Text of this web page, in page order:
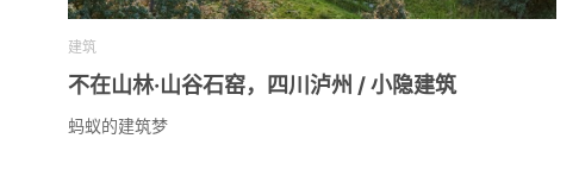
建筑
不在山林·山谷石窑，四川泸州 / 小隐建筑
蚂蚁的建筑梦